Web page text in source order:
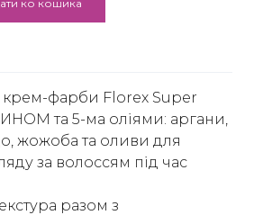
ко кошика
крем-фарби Florex Super
та 5-ма оліями: аргани,
жожоба та оливи для
за волоссям під час
разом з